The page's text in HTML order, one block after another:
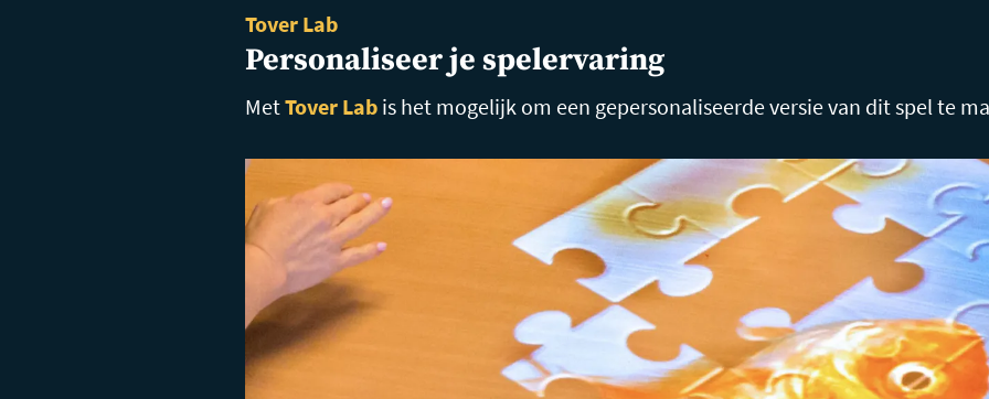
Tover Lab
Personaliseer je spelervaring
MetTover Lab is het mogelijk om een gepersonaliseerde versie van dit spel te